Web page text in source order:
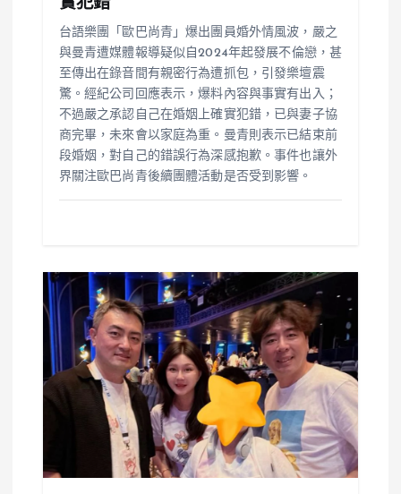
實犯錯
台語樂團「歐巴尚青」爆出團員婚外情風波，嚴之
與曼青遭媒體報導疑似自2024年起發展不倫戀，甚
至傳出在錄音間有親密行為遭抓包，引發樂壇震
驚。經紀公司回應表示，爆料內容與事實有出入；
不過嚴之承認自己在婚姻上確實犯錯，已與妻子協
商完畢，未來會以家庭為重。曼青則表示已結束前
段婚姻，對自己的錯誤行為深感抱歉。事件也讓外
界關注歐巴尚青後續團體活動是否受到影響。